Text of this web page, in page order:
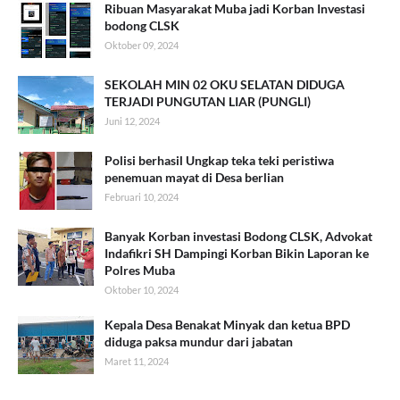
Ribuan Masyarakat Muba jadi Korban Investasi
bodong CLSK
Oktober 09, 2024
SEKOLAH MIN 02 OKU SELATAN DIDUGA
TERJADI PUNGUTAN LIAR (PUNGLI)
Juni 12, 2024
Polisi berhasil Ungkap teka teki peristiwa
penemuan mayat di Desa berlian
Februari 10, 2024
Banyak Korban investasi Bodong CLSK, Advokat
Indafikri SH Dampingi Korban Bikin Laporan ke
Polres Muba
Oktober 10, 2024
Kepala Desa Benakat Minyak dan ketua BPD
diduga paksa mundur dari jabatan
Maret 11, 2024